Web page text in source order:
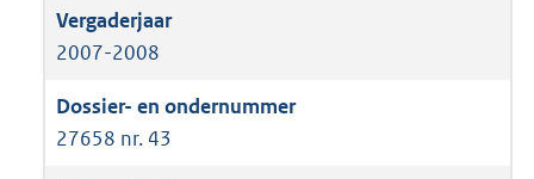
2007-2008
27658 nr. 43